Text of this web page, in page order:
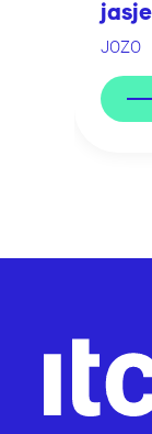
jasje
JOZO